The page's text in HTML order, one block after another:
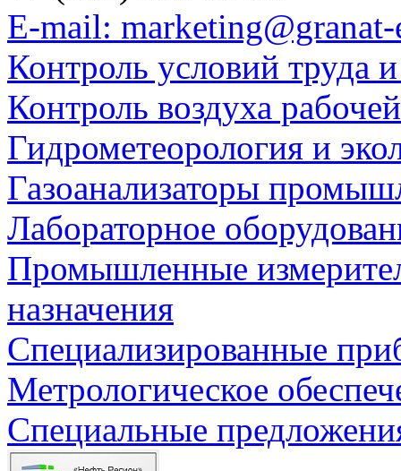
E-mail:
Контроль условий труда
Контроль воздуха
Гидрометеорология и
Газоанализаторы
Лабораторное
Промышленные
назначения
Специализированные
Метрологическое
Специальные